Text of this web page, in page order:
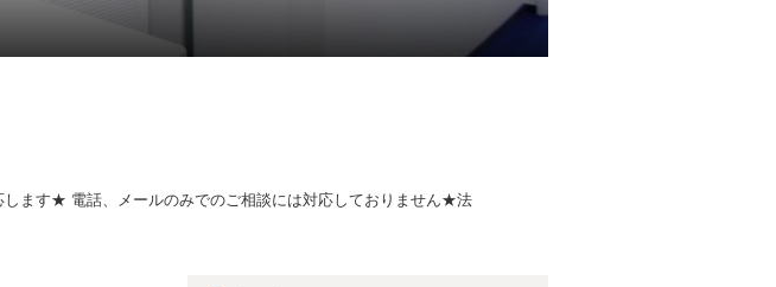
ます★ 電話、メールのみでのご相談には対応しておりません★法